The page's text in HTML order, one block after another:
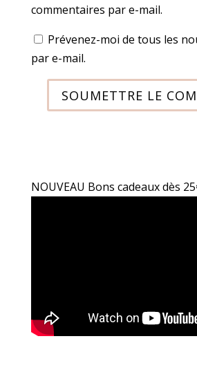
commentaires par e-mail.
Prévenez-moi de tous les
par e-mail.
SOUMETTRE LE
NOUVEAU Bons cadeaux dès